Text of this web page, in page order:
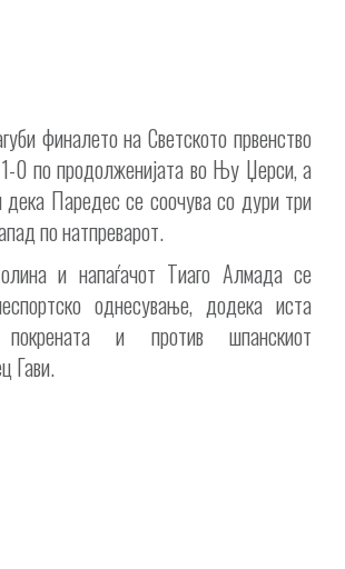
финалето на Светското првенство
0 по продолженијата во Њу Џерси, а
Паредес се соочува со дури три
по натпреварот.
и напаѓачот Тиаго Алмада се
однесување, додека иста
и против шпанскиот
Гави.